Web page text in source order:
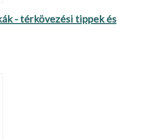
- térkövezési tippek és